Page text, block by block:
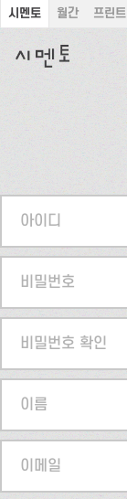
시멘토 월간 프린트
아이디
비밀번호
비밀번호 확인
이름
이메일